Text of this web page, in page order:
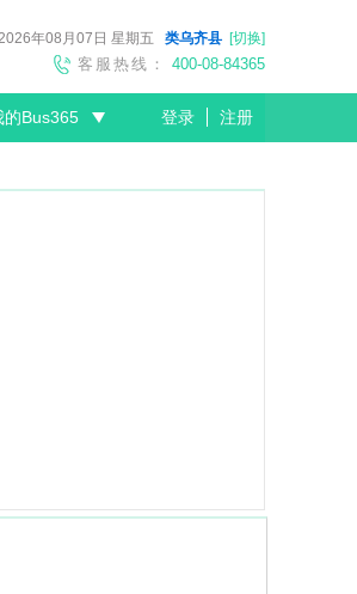
年08月07日 星期五 类乌齐县 [切换]
客服热线： 400-08-84365
的Bus365 登录 注册